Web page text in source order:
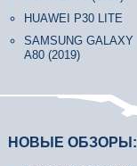
HUAWEI P30 LITE
SAMSUNG GALAXY
A80 (2019)
НОВЫЕ ОБЗОРЫ: